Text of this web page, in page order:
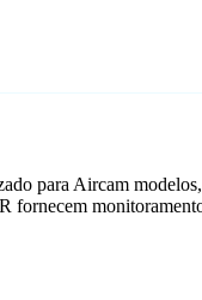
para Aircam
fornecem